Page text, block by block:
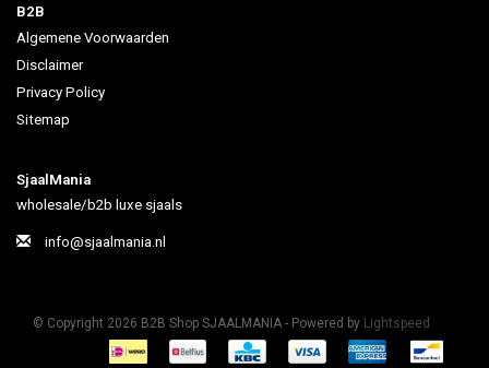
B2B
Algemene Voorwaarden
Disclaimer
Privacy Policy
Sitemap
SjaalMania
wholesale/b2b luxe sjaals
info@sjaalmania.nl
© Copyright 2026 B2B Shop SJAALMANIA - Powered by Lightspeed